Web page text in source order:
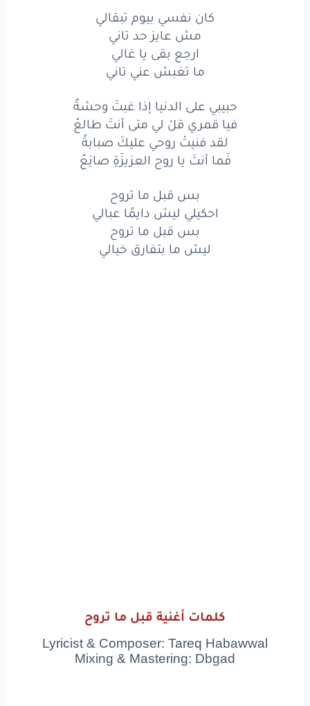
أنتَيا روحالعزيزَةِ
بسقبلما تروح
احكيلي
ليشدايمًا
عبالي
بس قبل ما تروح
ليشما بتفارقخيالي
www.lyrics-arabic.com
كان نفسي بيوم تبقالي
مش عايز حد تاني
ارجع بقى يا غالي
ما تغبش عني تاني
حبيبي على الدنيا إذا غبتَ وحشةٌ
فيا قمري قلْ لي متى أنتَ طالعُ
لقد فنيتْ روحي عليكَ صبابةً
فَما أنتَ يا روح العزيزَةِ صانِعُ
بس قبل ما تروح
احكيلي ليش دايمًا عبالي
بس قبل ما تروح
ليش ما بتفارق خيالي
كلمات أغنية قبل ما تروح
Lyricist & Composer: Tareq Habawwal
Mixing & Mastering: Dbgad